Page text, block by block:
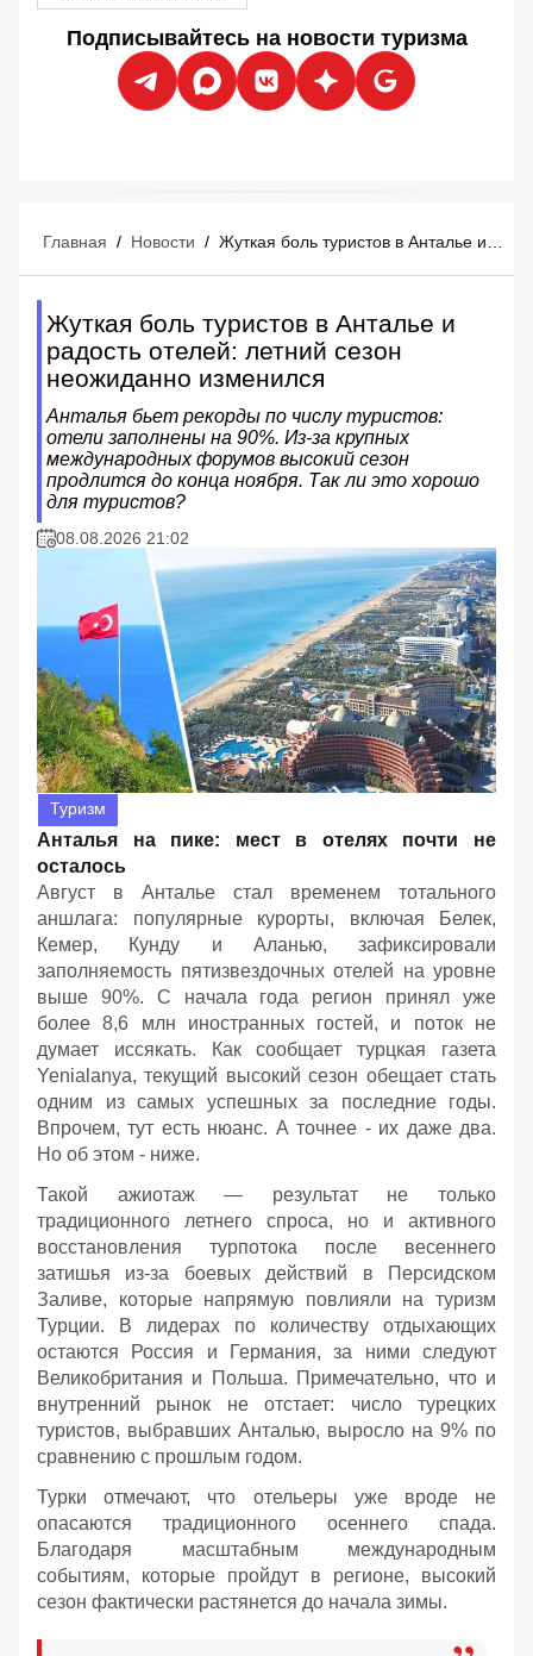
Подписывайтесь на новости туризма
Главная / Новости /
Жуткая боль туристов в Анталье и
радость отелей: летний сезон
неожиданно изменился
Анталья бьет рекорды по числу туристов:
отели заполнены на 90%. Из-за крупных
международных форумов высокий сезон
продлится до конца ноября. Так ли это хорошо
для туристов?
08.08.2026 21:02
Туризм
Анталья на пике: мест в отелях почти не
осталось
Август в Анталье стал временем тотального
аншлага: популярные курорты, включая Белек,
Кемер, Кунду и Аланью, зафиксировали
заполняемость пятизвездочных отелей на уровне
выше 90%. С начала года регион принял уже
более 8,6 млн иностранных гостей, и поток не
думает иссякать. Как сообщает турцкая газета
Yenialanya, текущий высокий сезон обещает стать
одним из самых успешных за последние годы.
Впрочем, тут есть нюанс. А точнее - их даже два.
Но об этом - ниже.
Такой ажиотаж — результат не только
традиционного летнего спроса, но и активного
восстановления турпотока после весеннего
затишья из-за боевых действий в Персидском
Заливе, которые напрямую повлияли на туризм
Турции. В лидерах по количеству отдыхающих
остаются Россия и Германия, за ними следуют
Великобритания и Польша. Примечательно, что и
внутренний рынок не отстает: число турецких
туристов, выбравших Анталью, выросло на 9% по
сравнению с прошлым годом.
Турки отмечают, что отельеры уже вроде не
опасаются традиционного осеннего спада.
Благодаря масштабным международным
событиям, которые пройдут в регионе, высокий
сезон фактически растянется до начала зимы.